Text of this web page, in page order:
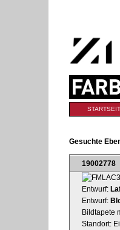
Navigation
Sektionen
Gesuchte
19002778
Entwurf:
Entwurf:
Bildtapete
Standort: